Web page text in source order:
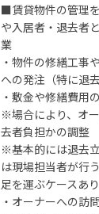
■賃貸物件の管理
や入居者・退去者
業
・物件の修繕工事
への発注（特に退
・敷金や修繕費用
※場合により、オ
去者負担かの調整
※基本的には退去
は現場担当者が行
足を運ぶケースあり
・オーナーへの訪